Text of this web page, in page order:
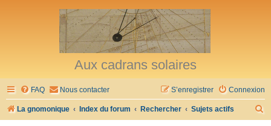
Aux cadrans solaires
FAQ Nous contacter Connexion
S’enregistrer
La gnomonique Index du forum Rechercher Sujets actifs